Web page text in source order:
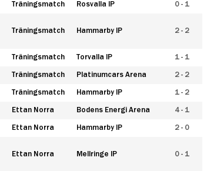
Träningsmatch Rosvalla IP 0 - 1
Träningsmatch Hammarby IP 2 - 2
Träningsmatch Torvalla IP 1 - 1
Träningsmatch Platinumcars Arena 2 - 2
Träningsmatch Hammarby IP 1 - 2
Ettan Norra Bodens Energi Arena 4 - 1
Ettan Norra Hammarby IP 2 - 0
Ettan Norra Mellringe IP 0 - 1